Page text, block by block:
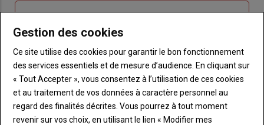
TITRE CRÉEZ UN COMPTE
BodyChoisissez votre formule et créez votre
compte pour accéder à tout {nom-site}.
Créez un compte
Gestion des cookies
Ce site utilise des cookies pour garantir le bon fonctionnement
des services essentiels et de mesure d’audience. En cliquant sur
« Tout Accepter », vous consentez à l’utilisation de ces cookies
et au traitement de vos données à caractère personnel au
regard des finalités décrites. Vous pourrez à tout moment
revenir sur vos choix, en utilisant le lien « Modifier mes